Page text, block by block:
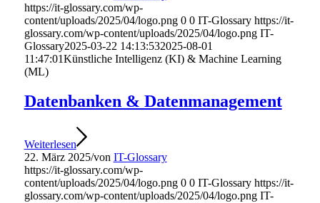
https://it-glossary.com/wp-
content/uploads/2025/04/logo.png 0 0 IT-Glossary https://it-
glossary.com/wp-content/uploads/2025/04/logo.png IT-
Glossary2025-03-22 14:13:532025-08-01
11:47:01Künstliche Intelligenz (KI) & Machine Learning
(ML)
Datenbanken & Datenmanagement
Weiterlesen
22. März 2025/von IT-Glossary
https://it-glossary.com/wp-
content/uploads/2025/04/logo.png 0 0 IT-Glossary https://it-
glossary.com/wp-content/uploads/2025/04/logo.png IT-